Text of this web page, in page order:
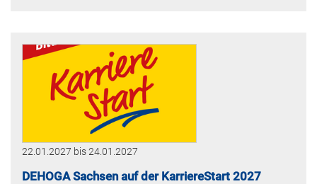
22.01.2027 bis24.01.2027
DEHOGA Sachsen auf der KarriereStart 2027